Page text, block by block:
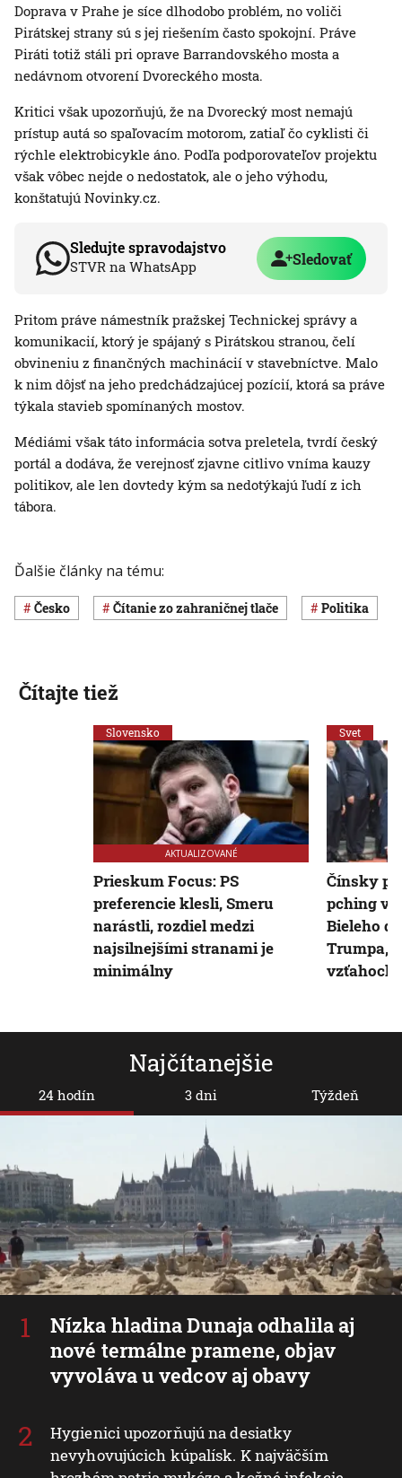
Doprava v Prahe je síce dlhodobo problém, no voliči
Pirátskej strany sú s jej riešením často spokojní. Práve
Piráti totiž stáli pri oprave Barrandovského mosta a
nedávnom otvorení Dvoreckého mosta.
Kritici však upozorňujú, že na Dvorecký most nemajú
prístup autá so spaľovacím motorom, zatiaľ čo cyklisti či
rýchle elektrobicykle áno. Podľa podporovateľov projektu
však vôbec nejde o nedostatok, ale o jeho výhodu,
konštatujú Novinky.cz.
Sledujte spravodajstvo
STVR na WhatsApp Sledovať
Pritom práve námestník pražskej Technickej správy a
komunikacií, ktorý je spájaný s Pirátskou stranou, čelí
obvineniu z finančných machinácií v stavebníctve. Malo
k nim dôjsť na jeho predchádzajúcej pozícií, ktorá sa práve
týkala stavieb spomínaných mostov.
Médiámi však táto informácia sotva preletela, tvrdí český
portál a dodáva, že verejnosť zjavne citlivo vníma kauzy
politikov, ale len dovtedy kým sa nedotýkajú ľudí z ich
tábora.
Ďalšie články na tému:
Česko Čítanie zo zahraničnej tlače Politika
Najčítanejšie
24 hodín
Nízka hladina Dunaja odhalila aj
nové termálne pramene, objav
vyvoláva u vedcov aj obavy
Hygienici upozorňujú na desiatky
nevyhovujúcich kúpalísk. K najväčším
3 dni Týždeň
Čítajte tiež
Slovensko
AKTUALIZOVANÉ
Prieskum Focus: PS
preferencie klesli, Smeru
narástli, rozdiel medzi
najsilnejšími stranami je
minimálny
Svet
Čínsky
pching v
Bieleho
Trumpa,
vzťahoch